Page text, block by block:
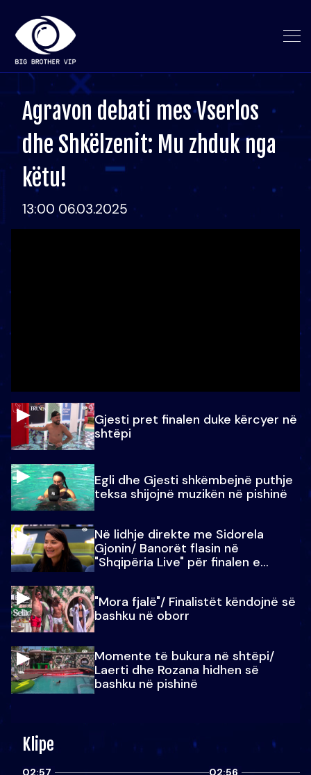
Agravon debati mes Vserlos
dhe Shkëlzenit: Mu zhduk nga
këtu!
13:00 06.03.2025
Gjesti pret finalen duke kërcyer në
shtëpi
Egli dhe Gjesti shkëmbejnë puthje
teksa shijojnë muzikën në pishinë
Në lidhje direkte me Sidorela
Gjonin/ Banorët flasin në
"Shqipëria Live" për finalen e
"Mora fjalë"/ Finalistët këndojnë së
bashku në oborr
Momente të bukura në shtëpi/
Laerti dhe Rozana hidhen së
bashku në pishinë
Klipe
02:57 02:56